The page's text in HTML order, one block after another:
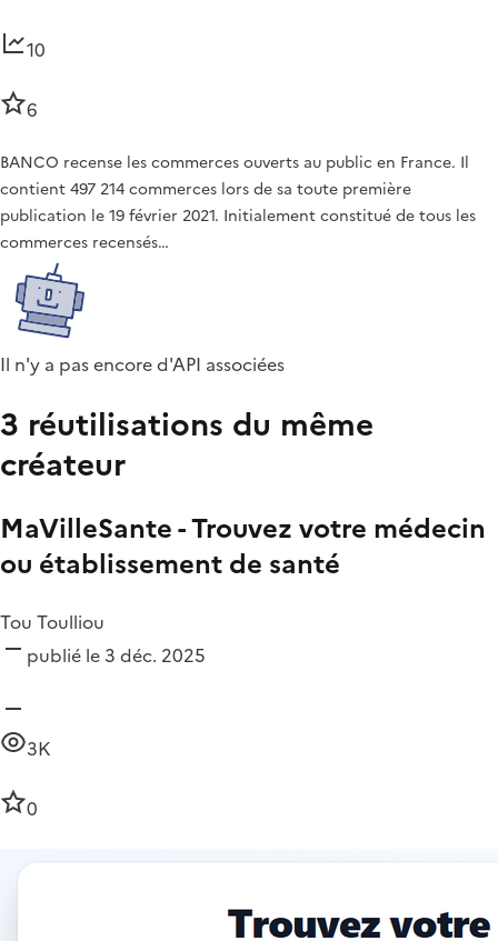
10
6
BANCO recense les commerces ouverts au public en France. Il
contient 497 214 commerces lors de sa toute première
publication le 19 février 2021. Initialement constitué de tous les
commerces recensés…
Il n'y a pas encore d'API associées
3 réutilisations du même
créateur
MaVilleSante - Trouvez votre médecin
ou établissement de santé
Tou Toulliou
publié le 3 déc. 2025
3K
0